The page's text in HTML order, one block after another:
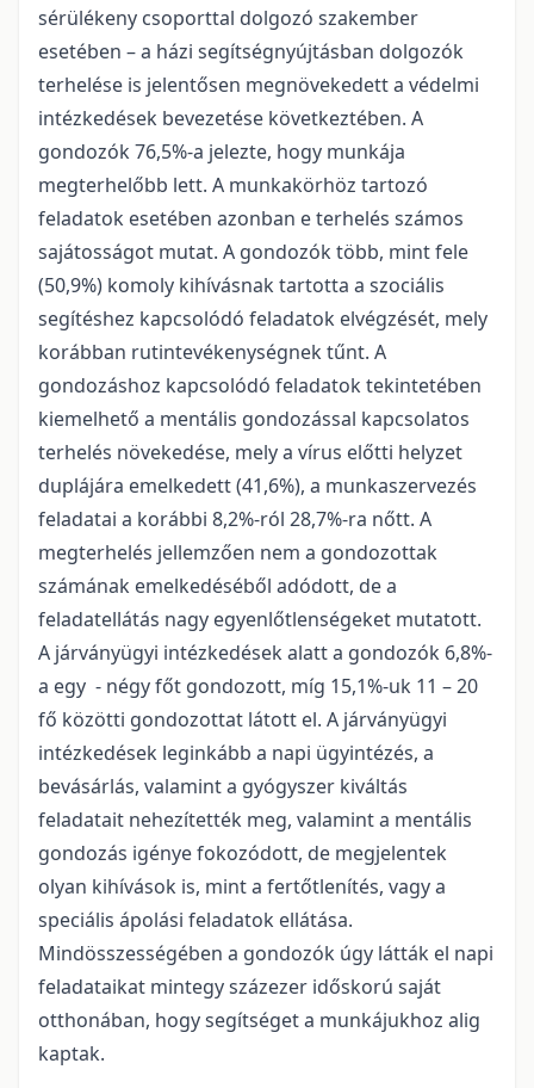
sérülékeny csoporttal dolgozó szakember
esetében – a házi segítségnyújtásban dolgozók
terhelése is jelentősen megnövekedett a védelmi
intézkedések bevezetése következtében. A
gondozók 76,5%-a jelezte, hogy munkája
megterhelőbb lett. A munkakörhöz tartozó
feladatok esetében azonban e terhelés számos
sajátosságot mutat. A gondozók több, mint fele
(50,9%) komoly kihívásnak tartotta a szociális
segítéshez kapcsolódó feladatok elvégzését, mely
korábban rutintevékenységnek tűnt. A
gondozáshoz kapcsolódó feladatok tekintetében
kiemelhető a mentális gondozással kapcsolatos
terhelés növekedése, mely a vírus előtti helyzet
duplájára emelkedett (41,6%), a munkaszervezés
feladatai a korábbi 8,2%-ról 28,7%-ra nőtt. A
megterhelés jellemzően nem a gondozottak
számának emelkedéséből adódott, de a
feladatellátás nagy egyenlőtlenségeket mutatott.
A járványügyi intézkedések alatt a gondozók 6,8%-
a egy - négy főt gondozott, míg 15,1%-uk 11 – 20
fő közötti gondozottat látott el. A járványügyi
intézkedések leginkább a napi ügyintézés, a
bevásárlás, valamint a gyógyszer kiváltás
feladatait nehezítették meg, valamint a mentális
gondozás igénye fokozódott, de megjelentek
olyan kihívások is, mint a fertőtlenítés, vagy a
speciális ápolási feladatok ellátása.
Mindösszességében a gondozók úgy látták el napi
feladataikat mintegy százezer időskorú saját
otthonában, hogy segítséget a munkájukhoz alig
kaptak.